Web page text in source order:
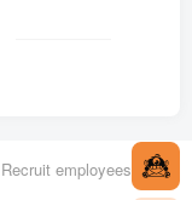
Recruit employees